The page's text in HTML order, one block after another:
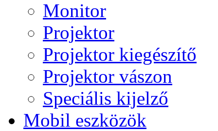
Monitor
Projektor
Projektor kiegészítő
Projektor vászon
Speciális kijelző
Mobil eszközök